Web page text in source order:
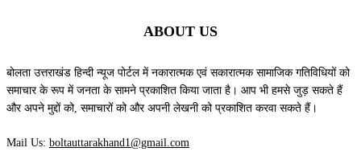
ABOUT US
बोलता उत्तराखंड हिन्दी न्यूज पोर्टल में नकारात्मक एवं सकारात्मक सामाजिक गतिविधियों को
समाचार के रूप में जनता के सामने प्रकाशित किया जाता है। आप भी हमसे जुड़ सकते हैं
और अपने मुद्दों को, समाचारों को और अपनी लेखनी को प्रकाशित करवा सकते हैं।
Mail Us: boltauttarakhand1@gmail.com